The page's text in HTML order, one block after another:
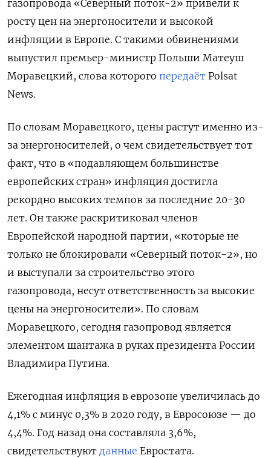
газопровода «Северный поток-2» привели к
росту цен на энергоносители и высокой
инфляции в Европе. С такими обвинениями
выпустил премьер-министр Польши Матеуш
Моравецкий, слова которого передаёт Polsat
News.
По словам Моравецкого, цены растут именно из-
за энергоносителей, о чем свидетельствует тот
факт, что в «подавляющем большинстве
европейских стран» инфляция достигла
рекордно высоких темпов за последние 20-30
лет. Он также раскритиковал членов
Европейской народной партии, «которые не
только не блокировали «Северный поток-2», но
и выступали за строительство этого
газопровода, несут ответственность за высокие
цены на энергоносители». По словам
Моравецкого, сегодня газопровод является
элементом шантажа в руках президента России
Владимира Путина.
Ежегодная инфляция в еврозоне увеличилась до
4,1% с минус 0,3% в 2020 году, в Евросоюзе — до
4,4%. Год назад она составляла 3,6%,
свидетельствуют данные Евростата.